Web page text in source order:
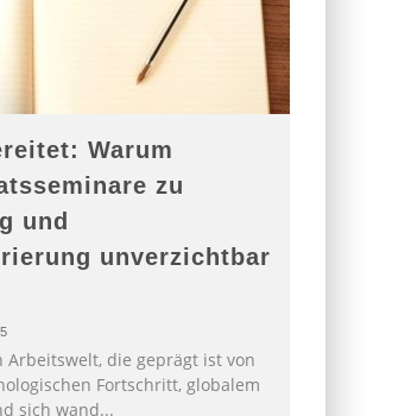
Warum
zu
und
unverzichtbar
Arbeitswelt, die geprägt ist von
Fortschritt, globalem
sich wand...